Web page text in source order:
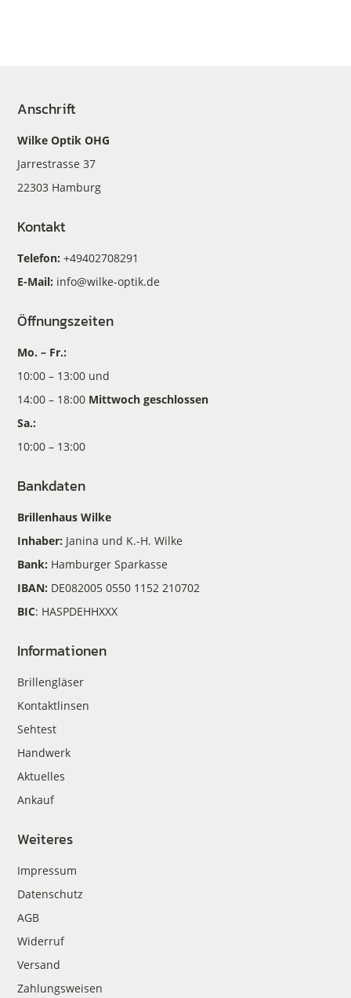
Anschrift
Wilke Optik OHG
Jarrestrasse 37
22303 Hamburg
Kontakt
Telefon:+49402708291
E-Mail: info@wilke-optik.de
Öffnungszeiten
Mo. – Fr.:
10:00 – 13:00 und
14:00 – 18:00 Mittwoch geschlossen
Sa.:
10:00 – 13:00
Bankdaten
Brillenhaus Wilke
Inhaber: Janina und K.-H. Wilke
Bank: Hamburger Sparkasse
IBAN: DE082005 0550 1152 210702
BIC: HASPDEHHXXX
Informationen
Brillengläser
Kontaktlinsen
Sehtest
Handwerk
Aktuelles
Ankauf
Weiteres
Impressum
Datenschutz
AGB
Widerruf
Versand
Zahlungsweisen